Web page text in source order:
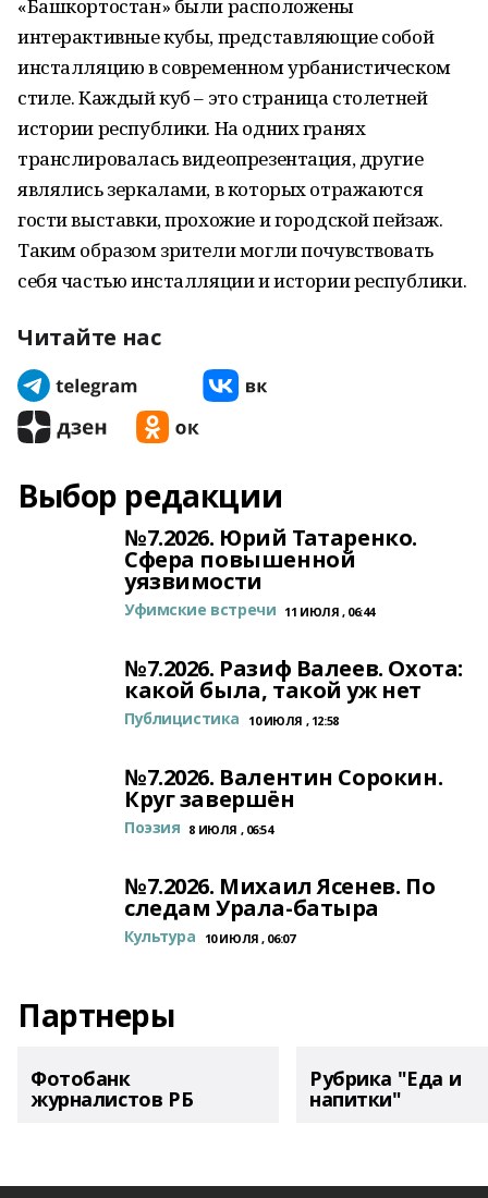
«Башкортостан» были расположены
интерактивные кубы, представляющие собой
инсталляцию в современном урбанистическом
стиле. Каждый куб – это страница столетней
истории республики. На одних гранях
транслировалась видеопрезентация, другие
являлись зеркалами, в которых отражаются
гости выставки, прохожие и городской пейзаж.
Таким образом зрители могли почувствовать
себя частью инсталляции и истории республики.
Читайте нас
Выбор редакции
№7.2026. Юрий Татаренко.
Сфера повышенной
уязвимости
Уфимские встречи 11 ИЮЛЯ , 06:44
№7.2026. Разиф Валеев. Охота:
какой была, такой уж нет
Публицистика 10 ИЮЛЯ , 12:58
№7.2026. Валентин Сорокин.
Круг завершён
Поэзия 8 ИЮЛЯ , 06:54
№7.2026. Михаил Ясенев. По
следам Урала-батыра
Культура 10 ИЮЛЯ , 06:07
Партнеры
Фотобанк
журналистов РБ
Рубрика "Еда и
напитки"